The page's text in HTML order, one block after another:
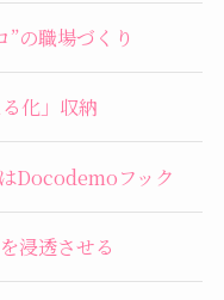
の職場づくり
化」収納
Docodemoフック
浸透させる